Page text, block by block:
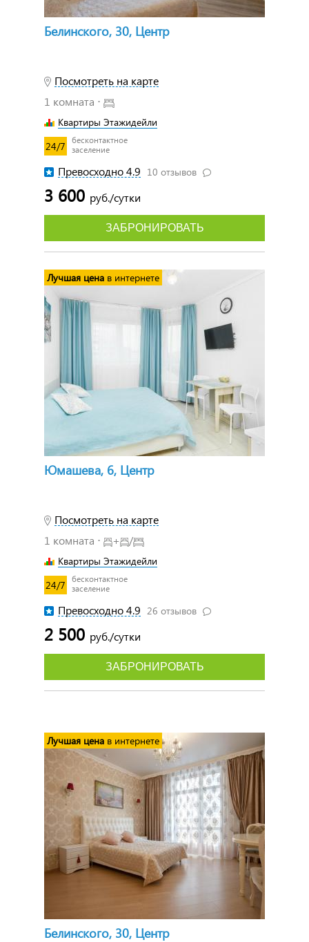
Белинского, 30, Центр
Посмотреть на карте
1 комната ⋅
Квартиры Этажидейли
24/7
бесконтактное
заселение
Превосходно 4.9 10 отзывов
3 600 руб./сутки
ЗАБРОНИРОВАТЬ
Юмашева, 6, Центр
Посмотреть на карте
1 комната ⋅
+ /
Квартиры Этажидейли
24/7
бесконтактное
заселение
Превосходно 4.9 26 отзывов
2 500 руб./сутки
Лучшая цена в интернете
ЗАБРОНИРОВАТЬ
Белинского, 30, Центр
Лучшая цена в интернете